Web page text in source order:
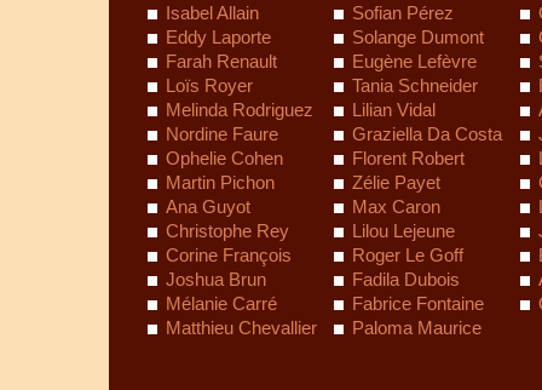
Isabel Allain
Sofian Pérez
Eddy Laporte
Solange Dumont
Farah Renault
Eugène Lefèvre
Loïs Royer
Tania Schneider
Melinda Rodriguez
Lilian Vidal
Nordine Faure
Graziella Da Costa
Ophelie Cohen
Florent Robert
Martin Pichon
Zélie Payet
Ana Guyot
Max Caron
Christophe Rey
Lilou Lejeune
Corine François
Roger Le Goff
Joshua Brun
Fadila Dubois
Mélanie Carré
Fabrice Fontaine
Matthieu Chevallier
Paloma Maurice